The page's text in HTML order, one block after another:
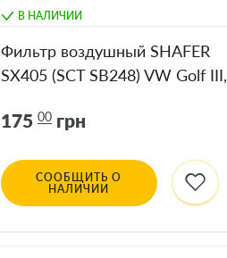
В НАЛИЧИИ
Фильтр воздушный SHAFER
SX405 (SCT SB248) VW Golf III,
175 00 грн
СООБЩИТЬ О
НАЛИЧИИ